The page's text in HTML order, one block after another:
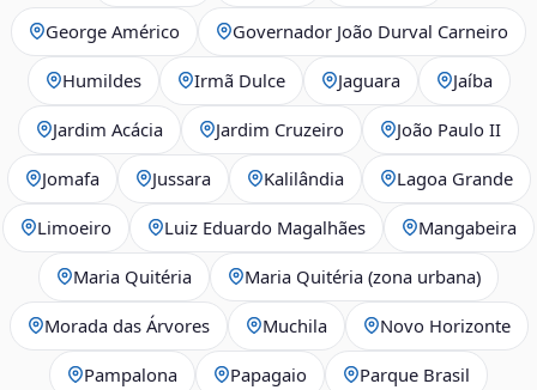
George Américo Governador João Durval Carneiro
Humildes Irmã Dulce Jaguara Jaíba
Jardim Acácia Jardim Cruzeiro João Paulo II
Jomafa Jussara Kalilândia Lagoa Grande
Limoeiro Luiz Eduardo Magalhães Mangabeira
Maria Quitéria Maria Quitéria (zona urbana)
Morada das Árvores Muchila Novo Horizonte
Pampalona Papagaio Parque Brasil